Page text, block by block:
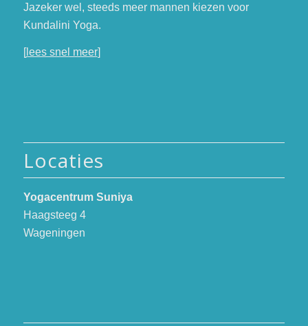
Jazeker wel, steeds meer mannen kiezen voor
Kundalini Yoga.
[lees snel meer]
Locaties
Yogacentrum Suniya
Haagsteeg 4
Wageningen